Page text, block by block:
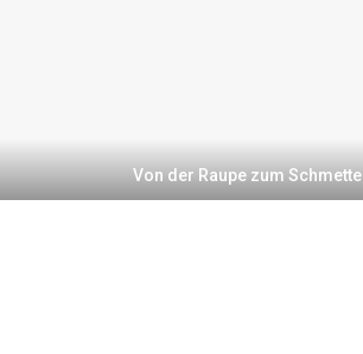
Von der Raupe zum